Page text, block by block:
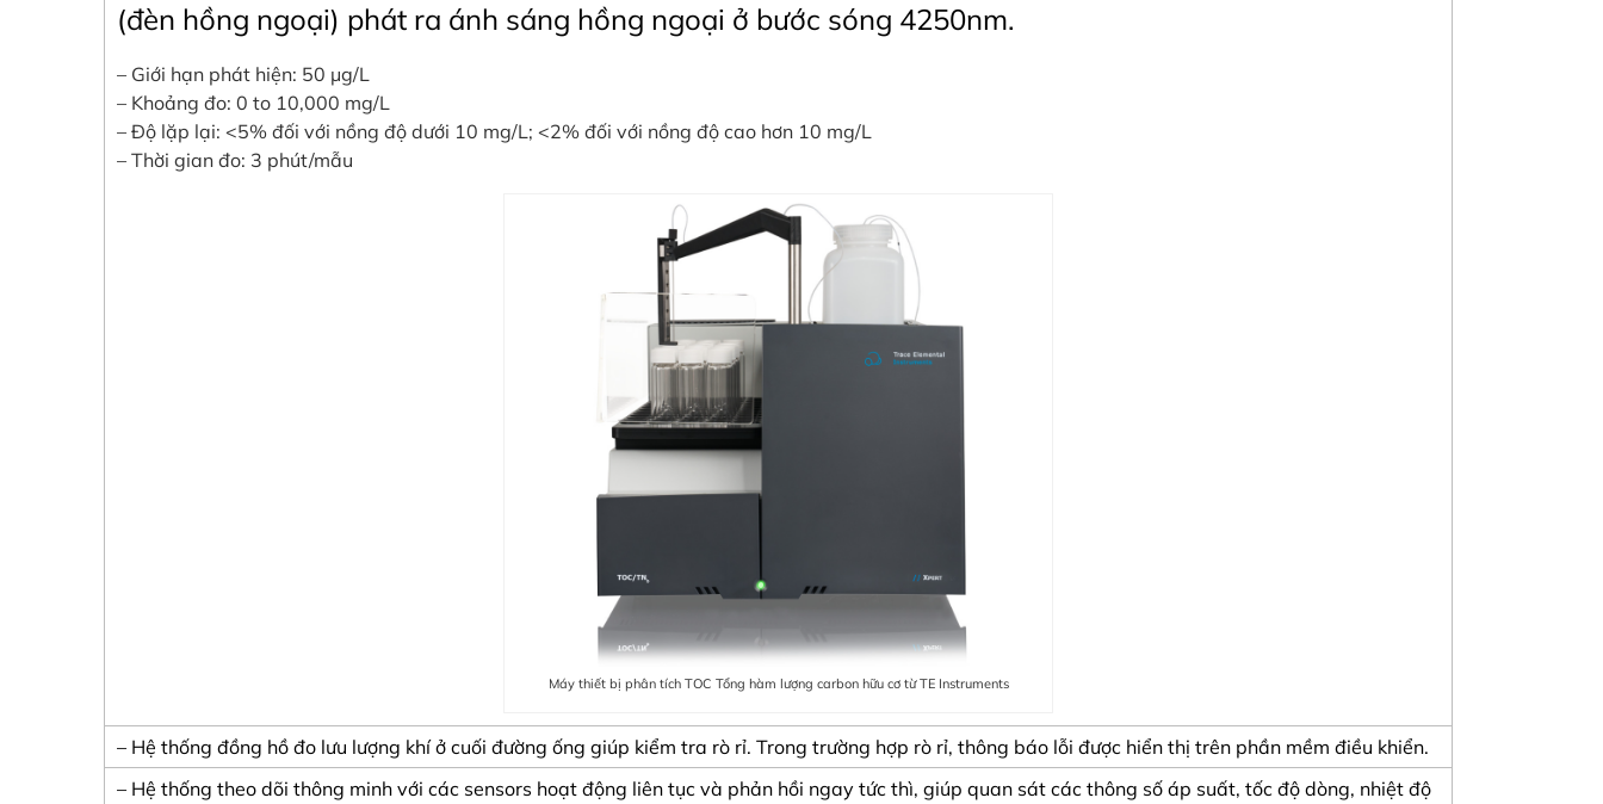
(đèn hồng ngoại) phát ra ánh sáng hồng ngoại ở bước sóng 4250nm.
– Giới hạn phát hiện: 50 μg/L
– Khoảng đo: 0 to 10,000 mg/L
– Độ lặp lại: <5% đối với nồng độ dưới 10 mg/L; <2% đối với nồng độ cao hơn 10 mg/L
– Thời gian đo: 3 phút/mẫu
Máy thiết bị phân tích TOC Tổng hàm lượng carbon hữu cơ từ TE Instruments
– Hệ thống đồng hồ đo lưu lượng khí ở cuối đường ống giúp kiểm tra rò rỉ. Trong trường hợp rò rỉ, thông báo lỗi được hiển thị trên phần mềm điều khiển.
– Hệ thống theo dõi thông minh với các sensors hoạt động liên tục và phản hồi ngay tức thì, giúp quan sát các thông số áp suất, tốc độ dòng, nhiệt độ